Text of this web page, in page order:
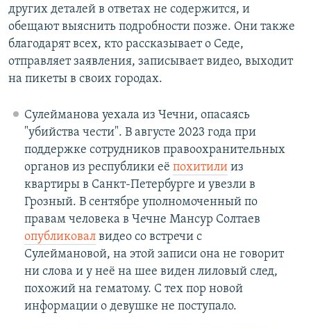
других деталей в ответах не содержится, и
обещают выяснить подробности позже. Они также
благодарят всех, кто рассказывает о Седе,
отправляет заявления, записывает видео, выходит
на пикеты в своих городах.
Сулейманова уехала из Чечни, опасаясь
"убийства чести". В августе 2023 года при
поддержке сотрудников правоохранительных
органов из республики её похитилииз
квартиры в Санкт-Петербурге и увезли в
Грозный. В сентябре уполномоченный по
правам человека в Чечне Мансур Солтаев
опубликовалвидео со встречи с
Сулеймановой, на этой записи она не говорит
ни слова и у неё на шее виден лиловый след,
похожий на гематому. С тех пор новой
информации о девушке не поступало.